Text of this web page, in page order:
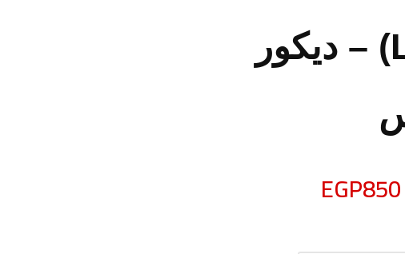
(Layan) – ديكور
EGP850